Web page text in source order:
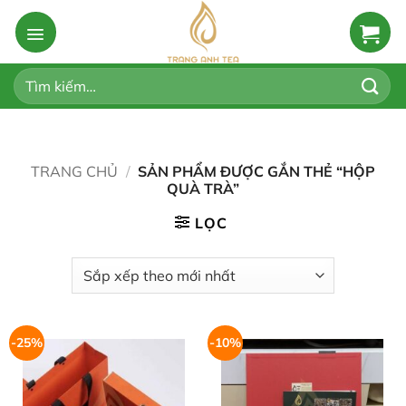
qua
dung
Tìm
kiếm:
TRANG CHỦ / SẢN PHẨM ĐƯỢC GẮN THẺ “HỘP
QUÀ TRÀ”
LỌC
-25% -10%